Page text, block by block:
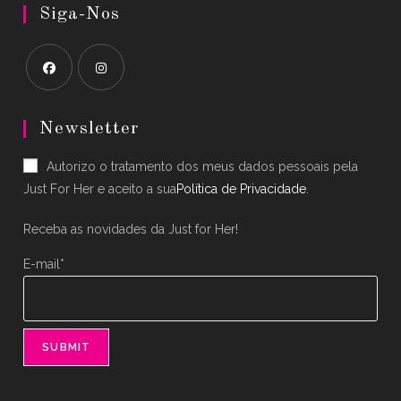
Siga-Nos
in
new
tab
in
new
tab
Newsletter
Autorizo o tratamento dos meus dados pessoais pela
Just For Her e aceito a suaPolítica de Privacidade
Receba as novidades da Just for Her!
E-mail*